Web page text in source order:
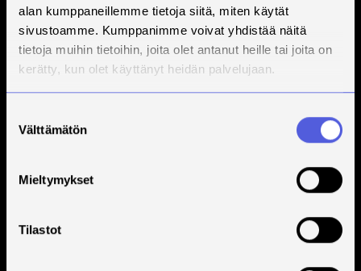
alan kumppaneillemme tietoja siitä, miten käytät
sivustoamme. Kumppanimme voivat yhdistää näitä
tietoja muihin tietoihin, joita olet antanut heille tai joita on
kerätty, kun olet käyttänyt heidän palvelujaan.
valinta
Välttämätön
Mieltymykset
Tilastot